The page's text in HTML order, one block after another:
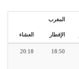
المغرب
الإفطار العشاء
18:50
20:18